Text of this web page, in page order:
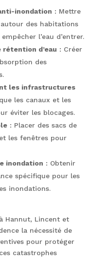
inondation : Mettre
des habitations
l’eau d’entrer.
rétention d’eau : Créer
des
les infrastructures
les canaux et les
éviter les blocages.
: Placer des sacs de
les fenêtres pour
inondation : Obtenir
spécifique pour les
inondations.
Hannut, Lincent et
la nécessité de
pour protéger
catastrophes